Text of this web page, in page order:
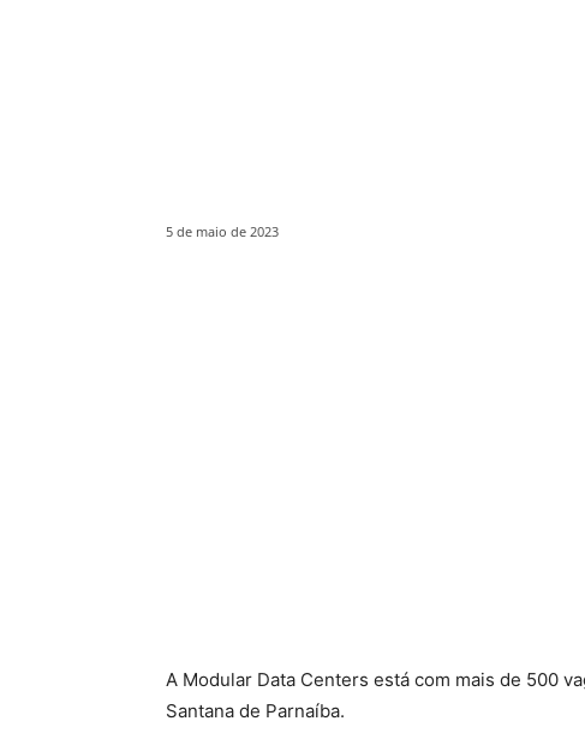
5 de maio de 2023
A Modular Data Centers está com mais de 500
Santana de Parnaíba.